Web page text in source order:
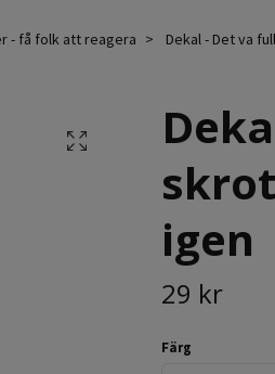
- få folk att reagera Dekal - Det va
igen
29 kr
Färg